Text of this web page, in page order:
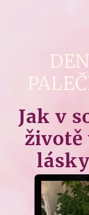
Jak v